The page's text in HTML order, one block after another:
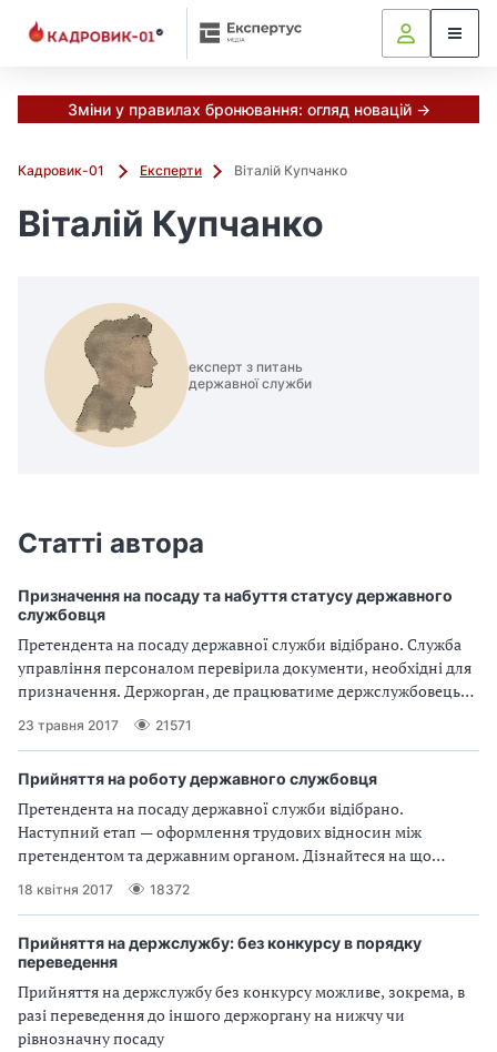
Зміни у правилах бронювання: огляд новацій →
Кадровик-01 Експерти Віталій Купчанко
Віталій Купчанко
експерт з питань
державної служби
Статті автора
Призначення на посаду та набуття статусу державного
службовця
Претендента на посаду державної служби відібрано. Служба
управління персоналом перевірила документи, необхідні для
призначення. Держорган, де працюватиме держслужбовець
видає акт (розпорядчий документ) про призначення на
посаду та інформує органи ДФС про укладення трудового
23 травня 2017 21571
Прийняття на роботу державного службовця
Претендента на посаду державної служби відібрано.
Наступний етап — оформлення трудових відносин між
претендентом та державним органом. Дізнайтеся на що
звернути увагу службі управління персоналом, перш ніж
видати акт про призначення на посаду.
18 квітня 2017 18372
Прийняття на держслужбу: без конкурсу в порядку
переведення
Прийняття на держслужбу без конкурсу можливе, зокрема, в
разі переведення до іншого держоргану на нижчу чи
рівнозначну посаду